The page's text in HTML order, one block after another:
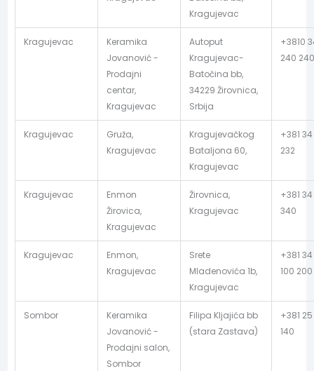
Kragujevac
Kragujevac
Keramika
Jovanović -
Prodajni
centar,
Kragujevac
Autoput
Kragujevac-
Batočina bb,
34229 Žirovnica,
Srbija
+3810
240 240
Kragujevac
Gruža,
Kragujevac
Kragujevačkog
Bataljona 60,
Kragujevac
+381
232
Kragujevac
Enmon
Žirovica,
Kragujevac
Žirovnica,
Kragujevac
+381
340
Kragujevac
Enmon,
Kragujevac
Srete
Mladenovića 1b,
Kragujevac
+381
100 200
Sombor
Keramika
Jovanović -
Prodajni salon,
Sombor
Filipa Kljajića bb
(stara Zastava)
+381
140